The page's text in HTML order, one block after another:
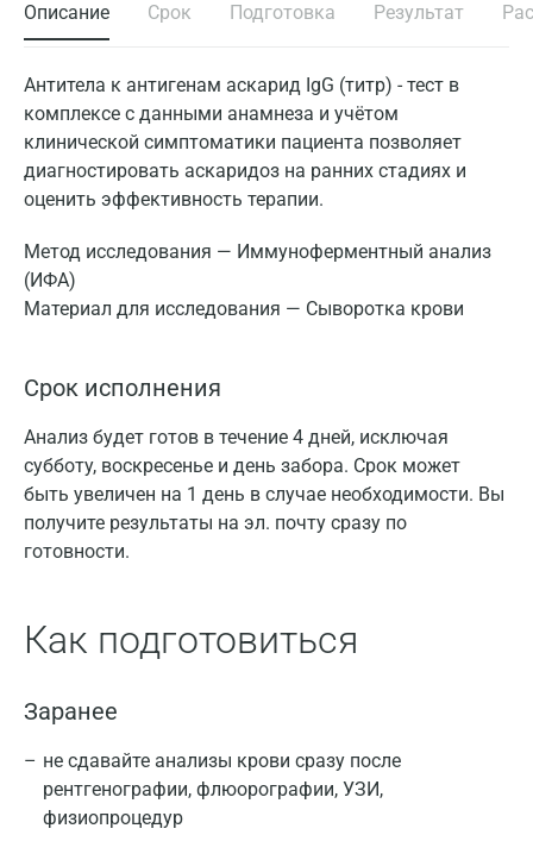
Описание Срок Подготовка Результат
Антитела к антигенам аскарид IgG (титр) - тест в
комплексе с данными анамнеза и учётом
клинической симптоматики пациента позволяет
диагностировать аскаридоз на ранних стадиях и
оценить эффективность терапии.
Метод исследования — Иммуноферментный анализ
(ИФА)
Материал для исследования — Сыворотка крови
Срок исполнения
Анализ будет готов в течение 4 дней, исключая
субботу, воскресенье и день забора. Срок может
быть увеличен на 1 день в случае необходимости. Вы
получите результаты на эл. почту сразу по
готовности.
Как подготовиться
Заранее
не сдавайте анализы крови сразу после
рентгенографии, флюорографии, УЗИ,
физиопроцедур